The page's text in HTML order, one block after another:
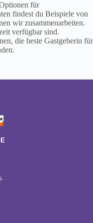
für
findest du Beispiele von
wir zusammenarbeiten.
verfügbar sind.
die beste Gastgeberin für